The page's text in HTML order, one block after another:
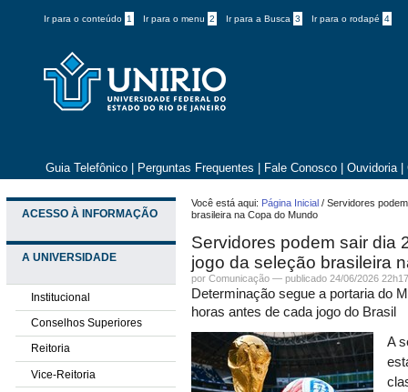
Ir para o conteúdo 1 Ir para o menu 2 Ir para a Busca 3 Ir para o rodapé 4
Guia Telefônico Perguntas Frequentes Fale Conosco Ouvidoria
ACESSO À INFORMAÇÃO
A UNIVERSIDADE
Institucional
Conselhos Superiores
Reitoria
Vice-Reitoria
Você está aqui: Página Inicial /Servidores
brasileira na Copa do Mundo
Servidores podem sair dia
jogo da seleção brasileira
por Comunicação —publicado 24/06/2026
Determinação segue a portaria do
horas antes de cada jogo do Brasil
A